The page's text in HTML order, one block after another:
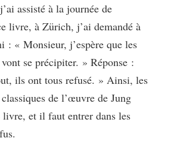
assisté à la journée de
livre, à Zürich, j’ai demandé à
: « Monsieur, j’espère que les
se précipiter. » Réponse :
ils ont tous refusé. » Ainsi, les
de l’œuvre de Jung
livre, et il faut entrer dans les